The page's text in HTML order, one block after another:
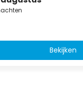
Bekijken